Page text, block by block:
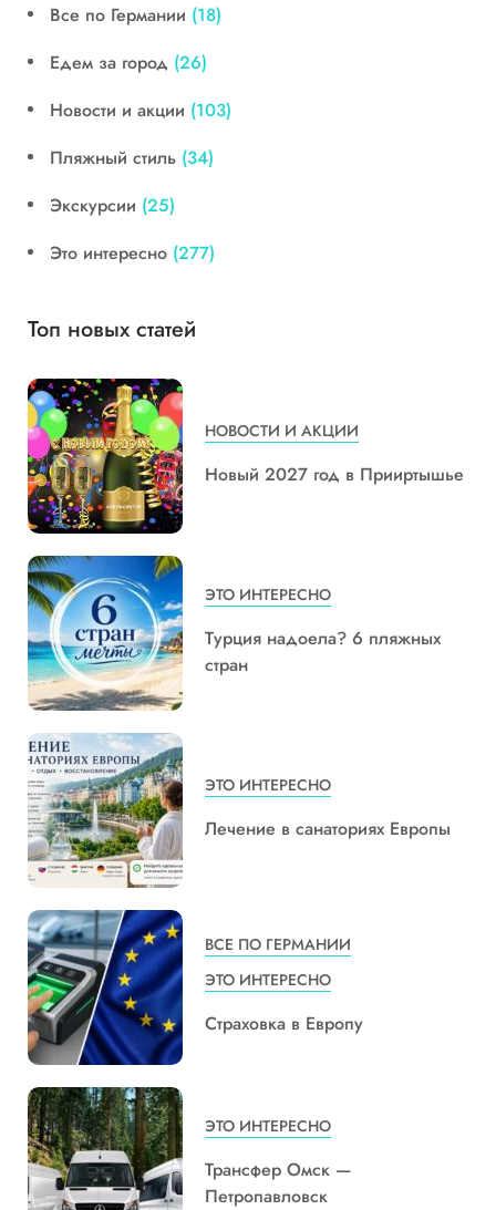
Все по Германии (18)
Едем за город (26)
Новости и акции (103)
Пляжный стиль (34)
Экскурсии (25)
Это интересно (277)
Топ новых статей
НОВОСТИ И АКЦИИ
Новый 2027 год в Прииртышье
ЭТО ИНТЕРЕСНО
Турция надоела? 6 пляжных
стран
ЭТО ИНТЕРЕСНО
Лечение в санаториях Европы
ВСЕ ПО ГЕРМАНИИ
ЭТО ИНТЕРЕСНО
Страховка в Европу
ЭТО ИНТЕРЕСНО
Трансфер Омск —
Петропавловск